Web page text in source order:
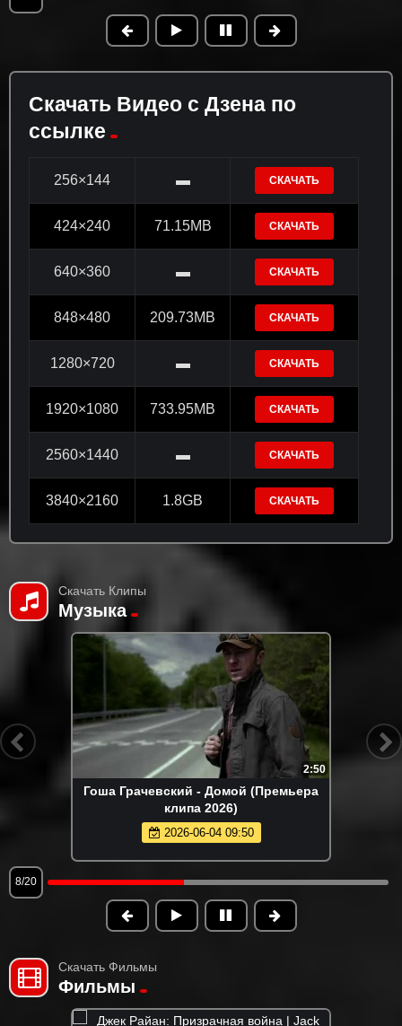
Скачать Видео с Дзена по
ссылке
256×144 ▬ СКАЧАТЬ
424×240 71.15MB СКАЧАТЬ
640×360 ▬ СКАЧАТЬ
848×480 209.73MB СКАЧАТЬ
1280×720 ▬ СКАЧАТЬ
1920×1080 733.95MB СКАЧАТЬ
2560×1440 ▬ СКАЧАТЬ
3840×2160 1.8GB СКАЧАТЬ
Скачать Клипы
Музыка
2:50
Гоша Грачевский - Домой (Премьера
клипа 2026)
2026-06-04 09:50
8/20
Скачать Фильмы
Фильмы